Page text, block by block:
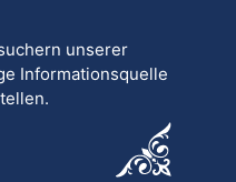
unserer
Informationsquelle